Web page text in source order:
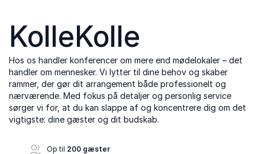
KolleKolle
Hos os handler konferencer om mere end mødelokaler – det
handler om mennesker. Vi lytter til dine behov og skaber
rammer, der gør dit arrangement både professionelt og
nærværende. Med fokus på detaljer og personlig service
sørger vi for, at du kan slappe af og koncentrere dig om det
vigtigste: dine gæster og dit budskab.
Op til 200 gæster